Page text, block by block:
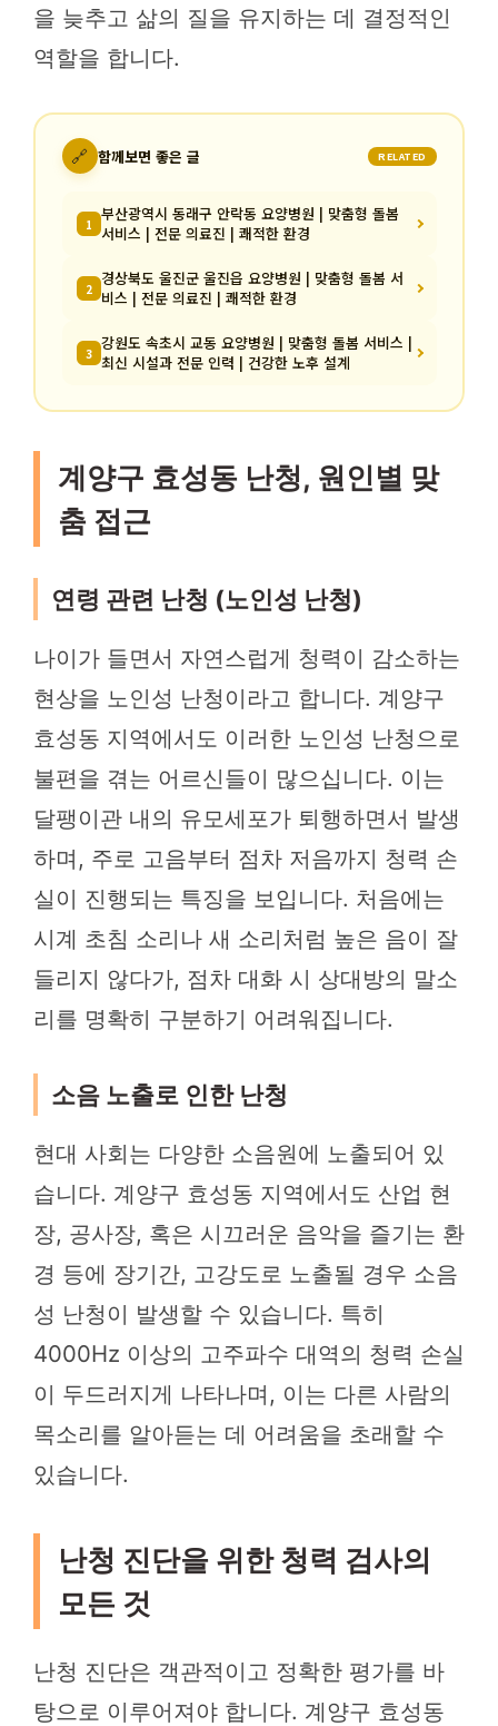
을 늦추고 삶의 질을 유지하는 데 결정적인
역할을 합니다.
🔗 함께보면 좋은 글 RELATED
1 부산광역시 동래구 안락동 요양병원 | 맞춤형 돌봄
서비스 | 전문 의료진 | 쾌적한 환경
2 경상북도 울진군 울진읍 요양병원 | 맞춤형 돌봄 서
비스 | 전문 의료진 | 쾌적한 환경
3 강원도 속초시 교동 요양병원 | 맞춤형 돌봄 서비스 |
최신 시설과 전문 인력 | 건강한 노후 설계
계양구 효성동 난청, 원인별 맞
춤 접근
연령 관련 난청 (노인성 난청)
나이가 들면서 자연스럽게 청력이 감소하는
현상을 노인성 난청이라고 합니다. 계양구
효성동 지역에서도 이러한 노인성 난청으로
불편을 겪는 어르신들이 많으십니다. 이는
달팽이관 내의 유모세포가 퇴행하면서 발생
하며, 주로 고음부터 점차 저음까지 청력 손
실이 진행되는 특징을 보입니다. 처음에는
시계 초침 소리나 새 소리처럼 높은 음이 잘
들리지 않다가, 점차 대화 시 상대방의 말소
리를 명확히 구분하기 어려워집니다.
소음 노출로 인한 난청
현대 사회는 다양한 소음원에 노출되어 있
습니다. 계양구 효성동 지역에서도 산업 현
장, 공사장, 혹은 시끄러운 음악을 즐기는 환
경 등에 장기간, 고강도로 노출될 경우 소음
성 난청이 발생할 수 있습니다. 특히
4000Hz 이상의 고주파수 대역의 청력 손실
이 두드러지게 나타나며, 이는 다른 사람의
목소리를 알아듣는 데 어려움을 초래할 수
있습니다.
난청 진단을 위한 청력 검사의
모든 것
난청 진단은 객관적이고 정확한 평가를 바
탕으로 이루어져야 합니다. 계양구 효성동